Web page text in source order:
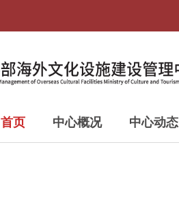
中心动态
中心概况
首页